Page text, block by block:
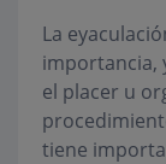
La
importancia,
el placer u
tiene